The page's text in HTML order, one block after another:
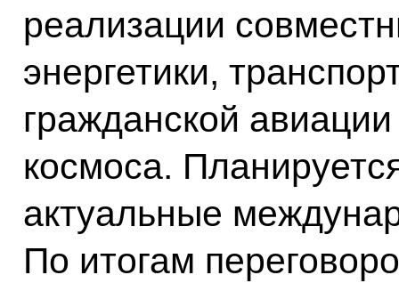
реализации
энергетики,
гражданской
космоса.
актуальные
По итогам